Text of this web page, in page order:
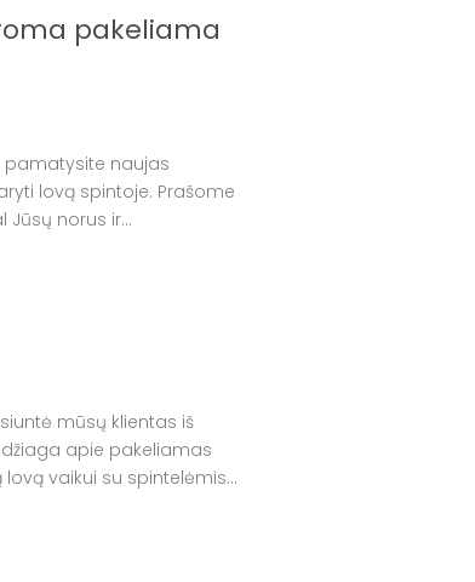
pakeliama
pamatysite naujas
lovą spintoje. Prašome
norus ir...
mūsų klientas iš
apie pakeliamas
vaikui su spintelėmis...